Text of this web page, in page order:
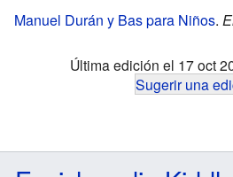
Manuel Durán y Bas para Niños.
Última edición el 17 oct
Sugerir una